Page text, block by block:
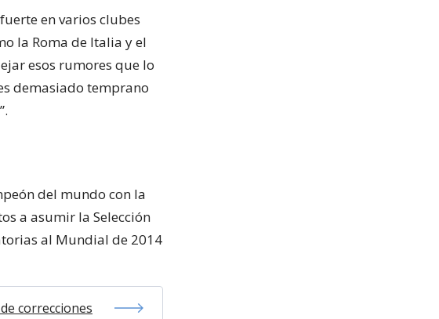
en varios clubes
la Roma de Italia y el
esos rumores que lo
demasiado temprano
del mundo con la
a asumir la Selección
al Mundial de 2014
correcciones